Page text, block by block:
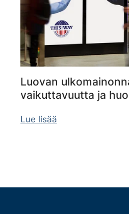
Luovan
vaikuttavuutta ja
Lue lisää